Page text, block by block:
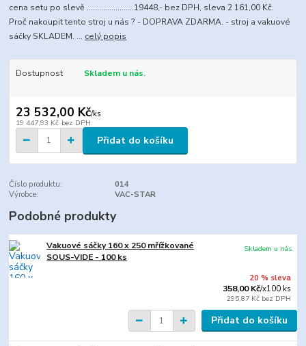
cena setu po slevě .......................19448,- bez DPH, sleva 2 161,00 Kč.
Proč nakoupit tento stroj u nás ? - DOPRAVA ZDARMA. - stroj a vakuové
sáčky SKLADEM. ... celý popis
Dostupnost Skladem u nás.
23 532,00 Kč/ks
19 447,93 Kč bez DPH
Přidat do košíku
Číslo produktu:
014
Výrobce:
VAC-STAR
Podobné produkty
Vakuové sáčky 160 x 250 mřížkované
SOUS-VIDE - 100 ks
20 % sleva
358,00 Kč/x100 ks
295,87 Kč bez DPH
Skladem u nás.
Přidat do košíku